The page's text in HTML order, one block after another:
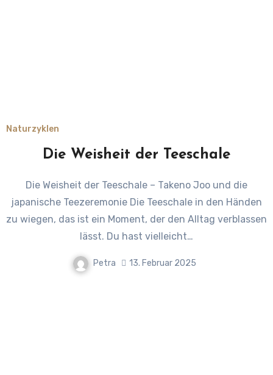
Naturzyklen
Die Weisheit der Teeschale
Die Weisheit der Teeschale – Takeno Joo und die
japanische Teezeremonie Die Teeschale in den Händen
zu wiegen, das ist ein Moment, der den Alltag verblassen
lässt. Du hast vielleicht…
Petra 13. Februar 2025